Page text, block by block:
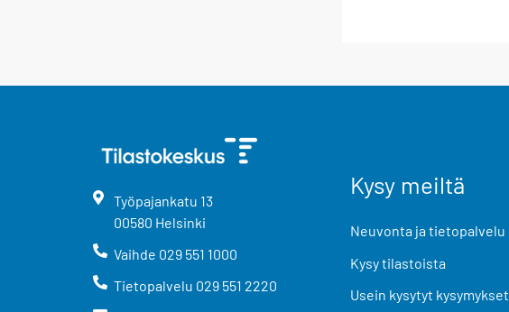
Työpajankatu 13
00580 Helsinki
Vaihde 029 551 1000
Tietopalvelu 029 551 2220
Kysy meiltä
Neuvonta ja tietopalvelu
Kysy tilastoista
Usein kysytyt kysymykset